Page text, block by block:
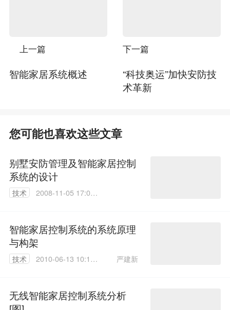
上一篇
智能家居系统概述
下一篇
“科技奥运”加快安防技
术革新
您可能也喜欢这些文章
别墅安防管理及智能家居控制
系统的设计
技术
2008-11-05 17:02:
智能家居控制系统的系统原理
与构架
技术
2010-06-13 10:11:
严建新
无线智能家居控制系统分析